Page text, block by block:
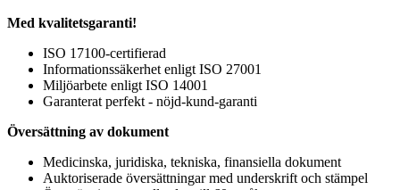
Med kvalitetsgaranti!
ISO 17100-certifierad
Informationssäkerhet enligt ISO 27001
Miljöarbete enligt ISO 14001
Garanterat perfekt - nöjd-kund-garanti
Översättning av dokument
Medicinska, juridiska, tekniska, finansiella dokument
Auktoriserade översättningar med underskrift och stämpel